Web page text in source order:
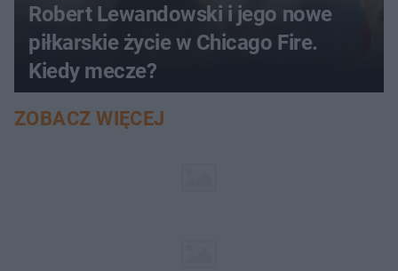
Robert Lewandowski i jego nowe
piłkarskie życie w Chicago Fire.
Kiedy mecze?
ZOBACZ WIĘCEJ